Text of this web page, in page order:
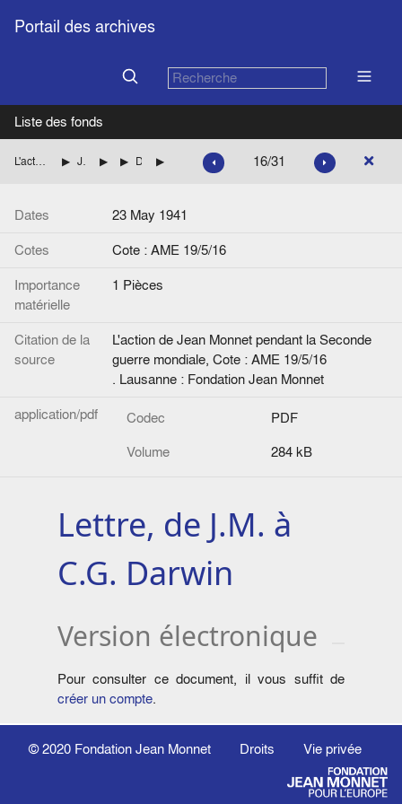
Portail des archives
Liste des fonds
L'action de Jean Monnet pendant la Seconde guerre mondiale Jean Monnet aux Etats-Unis (British Supply Council) Dossiers personnelsLettre, de J.M. à C.G. Darwin
16/31
Dates
23 May 1941
Cotes
Cote : AME 19/5/16
Importance
matérielle
1 Pièces
Citation de la
source
L'action de Jean Monnet pendant la Seconde
guerre mondiale, Cote : AME 19/5/16
. Lausanne : Fondation Jean Monnet
application/pdf
Codec
PDF
Volume
284 kB
Lettre, de J.M. à
C.G. Darwin
Version électronique
Pour consulter ce document, il vous suffit de
créer un compte.
© 2020 Fondation Jean Monnet Droits Vie privée